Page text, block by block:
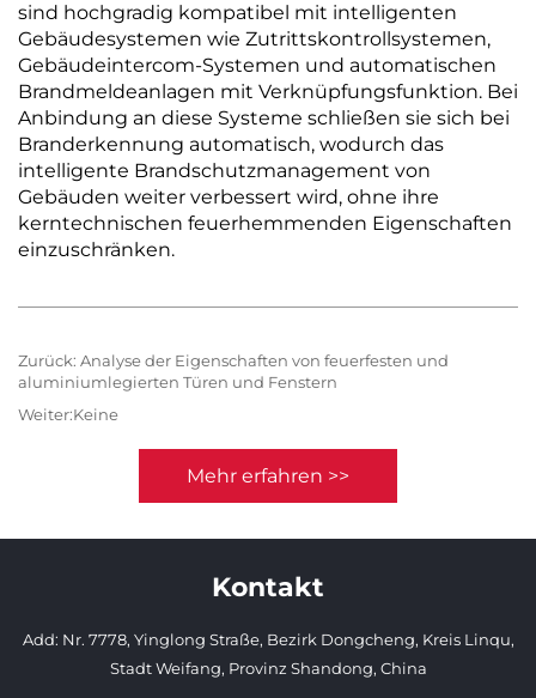
sind hochgradig kompatibel mit intelligenten
Gebäudesystemen wie Zutrittskontrollsystemen,
Gebäudeintercom-Systemen und automatischen
Brandmeldeanlagen mit Verknüpfungsfunktion. Bei
Anbindung an diese Systeme schließen sie sich bei
Branderkennung automatisch, wodurch das
intelligente Brandschutzmanagement von
Gebäuden weiter verbessert wird, ohne ihre
kerntechnischen feuerhemmenden Eigenschaften
einzuschränken.
Zurück: Analyse der Eigenschaften von feuerfesten und
aluminiumlegierten Türen und Fenstern
Weiter:Keine
Mehr erfahren >>
Kontakt
Add: Nr. 7778, Yinglong Straße, Bezirk Dongcheng, Kreis Linqu,
Stadt Weifang, Provinz Shandong, China